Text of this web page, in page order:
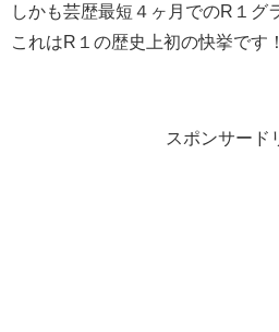
しかも芸歴最短４ヶ月でのR１グ
これはR１の歴史上初の快挙です
スポンサード